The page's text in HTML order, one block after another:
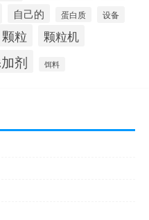
自己的 蛋白质 设备
颗粒 颗粒机
剂 饵料